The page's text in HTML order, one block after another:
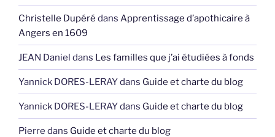
Christelle Dupéré dans Apprentissage d’apothicaire à
Angers en 1609
JEAN Daniel dans Les familles que j’ai étudiées à fonds
Yannick DORES-LERAYdans Guide et charte du blog
Yannick DORES-LERAYdans Guide et charte du blog
Pierre dans Guide et charte du blog